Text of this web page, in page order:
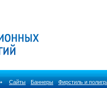
Сайты Баннеры Фирстиль и